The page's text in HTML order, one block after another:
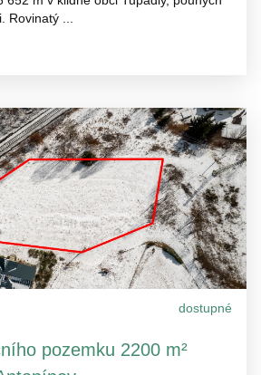
Rovinatý ...
dostupné
pozemku 2200 m²